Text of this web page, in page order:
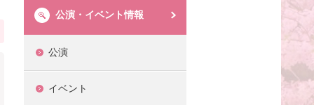
公演・イベント情報
公演
イベント